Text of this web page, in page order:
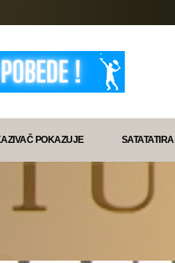
POKAZUJE SATATATIRA